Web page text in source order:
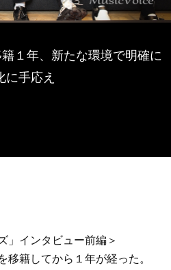
１年、新たな環境で明確に
手応え
」インタビュー前編＞
籍してから１年が経った。